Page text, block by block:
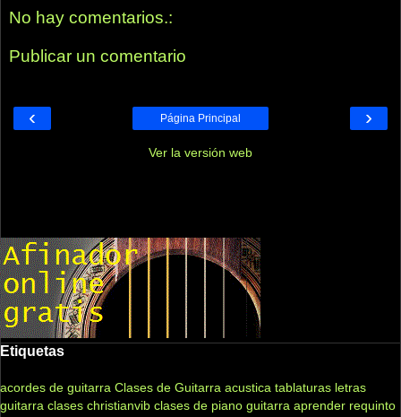
No hay comentarios.:
Publicar un comentario
‹ ›
Página Principal
Ver la versión web
Etiquetas
acordes de guitarra Clases de Guitarra acustica tablaturas letras
guitarra clases christianvib clases de piano guitarra aprender requinto